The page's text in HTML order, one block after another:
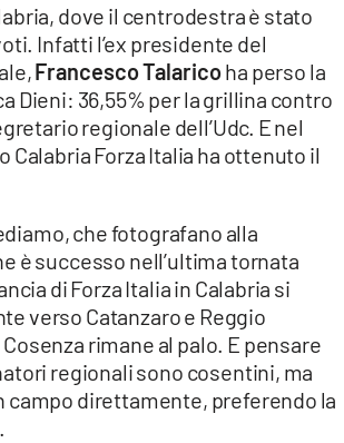
dove il centrodestra è stato
Infatti l’ex presidente del
Francesco Talaricoha perso la
Dieni: 36,55% per la grillina contro
regionale dell’Udc. E nel
Calabria Forza Italia ha ottenuto il
che fotografano alla
è successo nell’ultima tornata
di Forza Italia in Calabria si
verso Catanzaro e Reggio
rimane al palo. E pensare
regionali sono cosentini, ma
campo direttamente, preferendo la